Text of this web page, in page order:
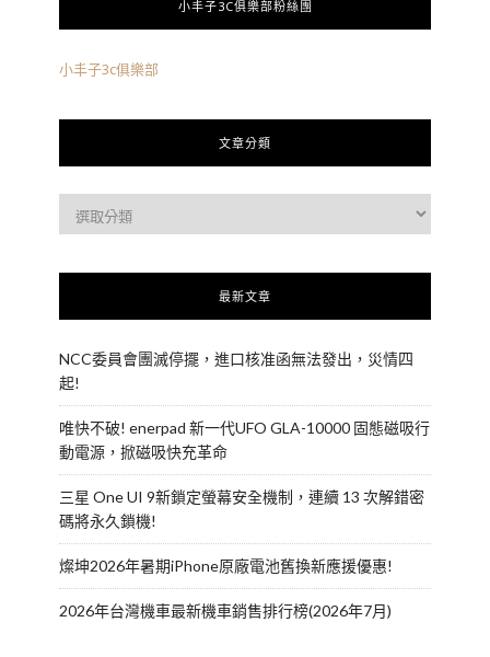
小丰子3C俱樂部粉絲團
小丰子3c俱樂部
文章分類
最新文章
NCC委員會團滅停擺，進口核准函無法發出，災情四
起!
唯快不破! enerpad 新一代UFO GLA-10000 固態磁吸行
動電源，掀磁吸快充革命
三星 One UI 9新鎖定螢幕安全機制，連續 13 次解錯密
碼將永久鎖機!
燦坤2026年暑期iPhone原廠電池舊換新應援優惠!
2026年台灣機車最新機車銷售排行榜(2026年7月)